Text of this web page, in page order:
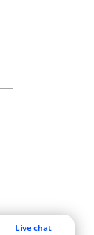
Live chat